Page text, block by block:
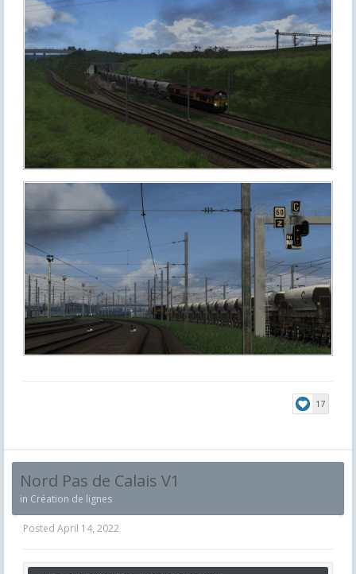
17
Nord Pas de Calais V1
in Création de lignes
Posted April 14, 2022